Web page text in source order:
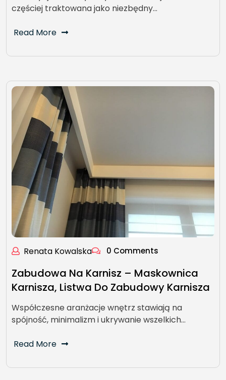
częściej traktowana jako niezbędny…
Read More
Renata Kowalska 0 Comments
Zabudowa Na Karnisz – Maskownica
Karnisza, Listwa Do Zabudowy Karnisza
Współczesne aranżacje wnętrz stawiają na
spójność, minimalizm i ukrywanie wszelkich…
Read More